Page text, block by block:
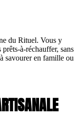
du Rituel. Vous y
à-réchauffer, sans
savourer en famille ou